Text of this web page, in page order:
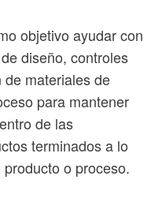
objetivo ayudar con
diseño, controles
materiales de
para mantener
de las
terminados a lo
o proceso.